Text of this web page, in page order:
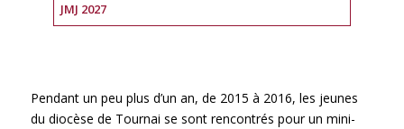
JMJ 2027
Pendant un peu plus d’un an, de 2015 à 2016, les jeunes
du diocèse de Tournai se sont rencontrés pour un mini-